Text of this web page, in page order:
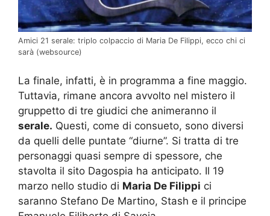
Amici 21 serale: triplo colpaccio di Maria De Filippi, ecco chi ci
sarà (websource)
La finale, infatti, è in programma a fine maggio.
Tuttavia, rimane ancora avvolto nel mistero il
gruppetto di tre giudici che animeranno il
serale. Questi, come di consueto, sono diversi
da quelli delle puntate “diurne”. Si tratta di tre
personaggi quasi sempre di spessore, che
stavolta il sito Dagospia ha anticipato. Il 19
marzo nello studio di Maria De Filippi ci
saranno Stefano De Martino, Stash e il principe